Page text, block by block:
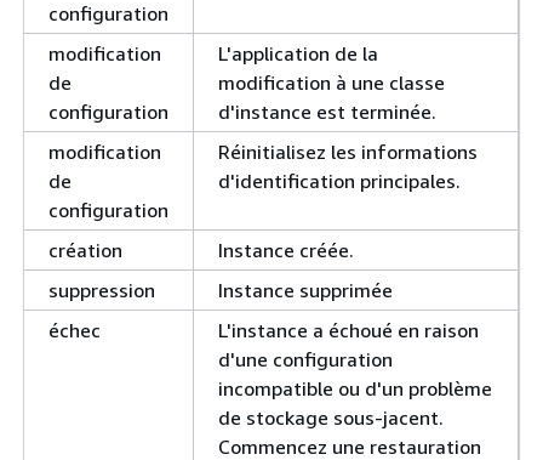
configuration
modification
de
configuration
L'application de la
modification à une classe
d'instance est terminée.
modification
de
configuration
Réinitialisez les informations
d'identification principales.
création
Instance créée.
suppression
Instance supprimée
échec
L'instance a échoué en raison
d'une configuration
incompatible ou d'un problème
de stockage sous-jacent.
Commencez une restauration